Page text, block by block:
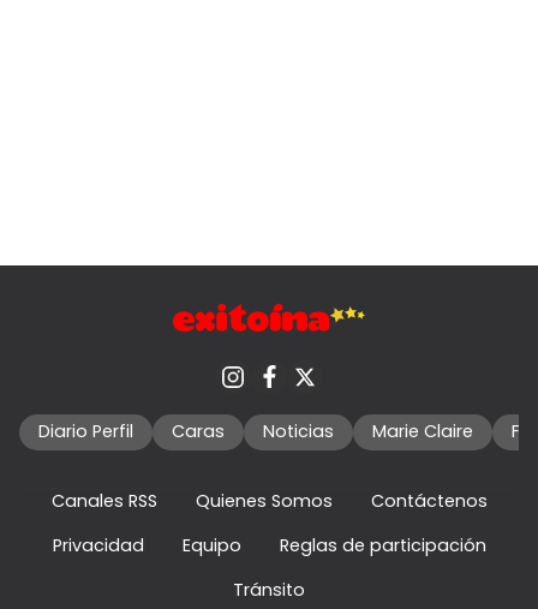
Diario Perfil Caras Noticias Marie Claire
Canales RSS Quienes Somos
Contáctenos
Privacidad
Equipo
Reglas de participación
Tránsito